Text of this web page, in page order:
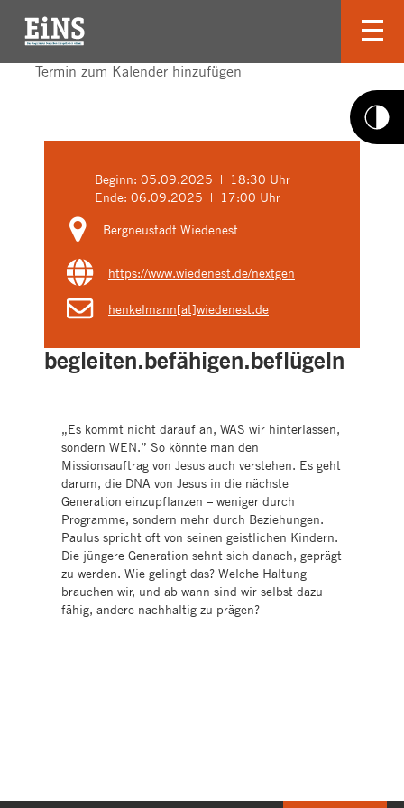
Termin zum Kalender hinzufügen
Beginn: 05.09.2025 | 18:30 Uhr
Ende: 06.09.2025 | 17:00 Uhr
Bergneustadt Wiedenest
https://www.wiedenest.de/nextgen
henkelmann[at]wiedenest.de
begleiten.befähigen.beflügeln
„Es kommt nicht darauf an, WAS wir hinterlassen,
sondern WEN.” So könnte man den
Missionsauftrag von Jesus auch verstehen. Es geht
darum, die DNA von Jesus in die nächste
Generation einzupflanzen – weniger durch
Programme, sondern mehr durch Beziehungen.
Paulus spricht oft von seinen geistlichen Kindern.
Die jüngere Generation sehnt sich danach, geprägt
zu werden. Wie gelingt das? Welche Haltung
brauchen wir, und ab wann sind wir selbst dazu
fähig, andere nachhaltig zu prägen?